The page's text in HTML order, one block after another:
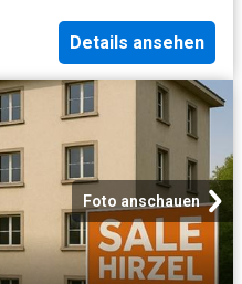
Details ansehen
Foto anschauen